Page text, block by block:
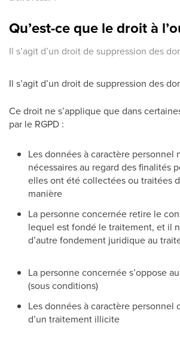
Qu’est-ce que le droit à
Il s’agit d’un droit de suppression des
Il s’agit d’un droit de suppression des
Ce droit ne s’applique que dans
par le RGPD :
Les données à caractère personnel
nécessaires au regard des finalités
elles ont été collectées ou traitées
manière
La personne concernée retire le
lequel est fondé le traitement, et il
d’autre fondement juridique au
La personne concernée s’oppose
(sous conditions)
Les données à caractère personnel
d’un traitement illicite